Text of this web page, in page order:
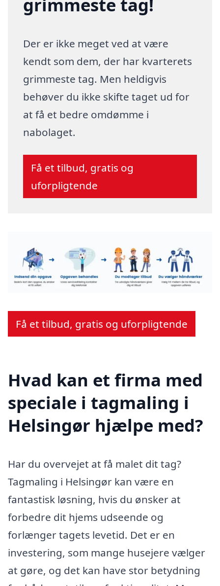
Der er ikke meget ved at være
kendt som dem, der har kvarterets
grimmeste tag. Men heldigvis
behøver du ikke skifte taget ud for
at få et bedre omdømme i
nabolaget.
Få et tilbud, gratis og
uforpligtende
Få et tilbud, gratis og uforpligtende
Hvad kan et firma med
speciale i tagmaling i
Helsingør hjælpe med?
Har du overvejet at få malet dit tag?
Tagmaling i Helsingør kan være en
fantastisk løsning, hvis du ønsker at
forbedre dit hjems udseende og
forlænger tagets levetid. Det er en
investering, som mange husejere vælger
at gøre, og det kan have stor betydning